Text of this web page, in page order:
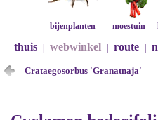
bijenplanten moestuin
thuis webwinkel route
Crataegosorbus 'Granatnaja'